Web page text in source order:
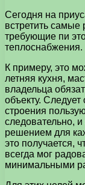
Сегодня на
встретить
требующие пи
теплоснабжения.
К примеру, это
летняя кухня,
владельца
объекту.
строения
следовательно,
решением для
это получается,
всегда мог
минимальными